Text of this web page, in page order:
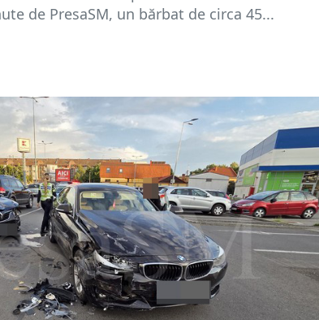
de PresaSM, un bărbat de circa 45...